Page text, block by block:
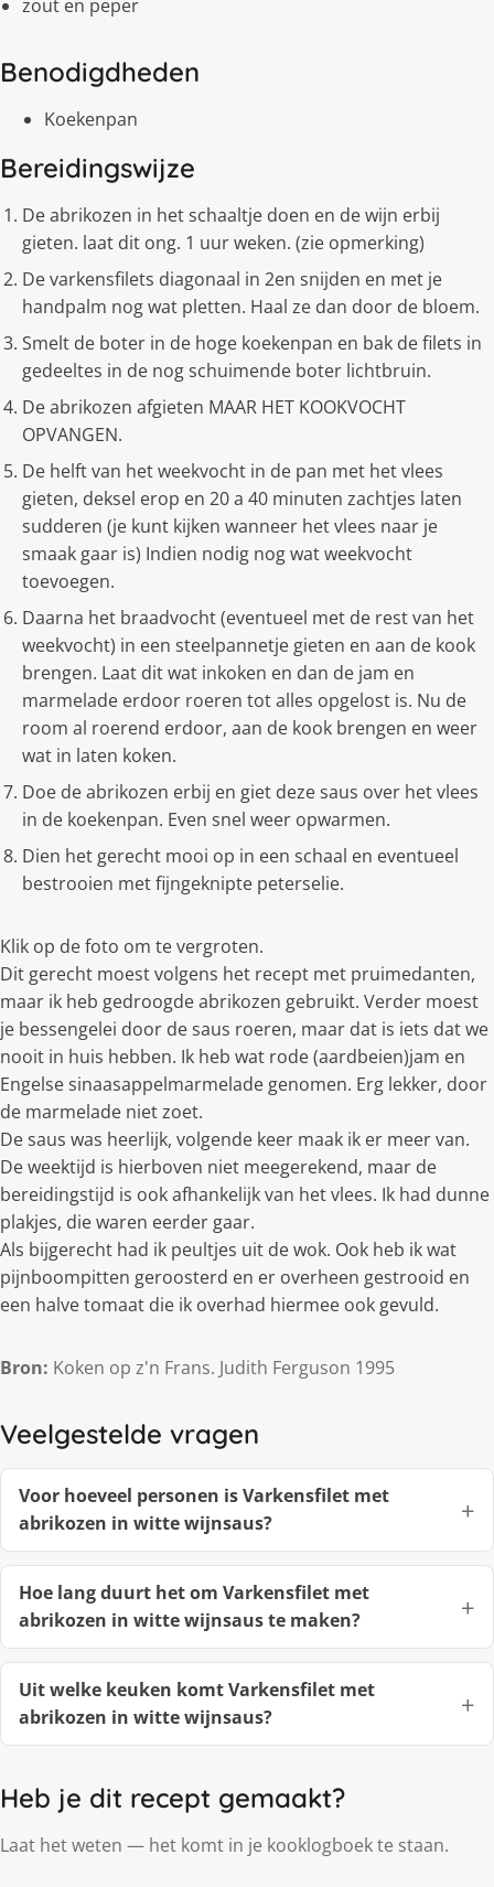
zout en peper
Benodigdheden
Koekenpan
Bereidingswijze
De abrikozen in het schaaltje doen en de wijn erbij
gieten. laat dit ong. 1 uur weken. (zie opmerking)
De varkensfilets diagonaal in 2en snijden en met je
handpalm nog wat pletten. Haal ze dan door de bloem.
Smelt de boter in de hoge koekenpan en bak de filets in
gedeeltes in de nog schuimende boter lichtbruin.
De abrikozen afgieten MAAR HET KOOKVOCHT
OPVANGEN.
De helft van het weekvocht in de pan met het vlees
gieten, deksel erop en 20 a 40 minuten zachtjes laten
sudderen (je kunt kijken wanneer het vlees naar je
smaak gaar is) Indien nodig nog wat weekvocht
toevoegen.
Daarna het braadvocht (eventueel met de rest van het
weekvocht) in een steelpannetje gieten en aan de kook
brengen. Laat dit wat inkoken en dan de jam en
marmelade erdoor roeren tot alles opgelost is. Nu de
room al roerend erdoor, aan de kook brengen en weer
wat in laten koken.
Doe de abrikozen erbij en giet deze saus over het vlees
in de koekenpan. Even snel weer opwarmen.
Dien het gerecht mooi op in een schaal en eventueel
bestrooien met fijngeknipte peterselie.
Klik op de foto om te vergroten.
Dit gerecht moest volgens het recept met pruimedanten,
maar ik heb gedroogde abrikozen gebruikt. Verder moest
je bessengelei door de saus roeren, maar dat is iets dat we
nooit in huis hebben. Ik heb wat rode (aardbeien)jam en
Engelse sinaasappelmarmelade genomen. Erg lekker, door
de marmelade niet zoet.
De saus was heerlijk, volgende keer maak ik er meer van.
De weektijd is hierboven niet meegerekend, maar de
bereidingstijd is ook afhankelijk van het vlees. Ik had dunne
plakjes, die waren eerder gaar.
Als bijgerecht had ik peultjes uit de wok. Ook heb ik wat
pijnboompitten geroosterd en er overheen gestrooid en
een halve tomaat die ik overhad hiermee ook gevuld.
Bron: Koken op z'n Frans. Judith Ferguson 1995
Veelgestelde vragen
Voor hoeveel personen is Varkensfilet met
abrikozen in witte wijnsaus?
Hoe lang duurt het om Varkensfilet met
abrikozen in witte wijnsaus te maken?
Uit welke keuken komt Varkensfilet met
abrikozen in witte wijnsaus?
Heb je dit recept gemaakt?
Laat het weten — het komt in je kooklogboek te staan.